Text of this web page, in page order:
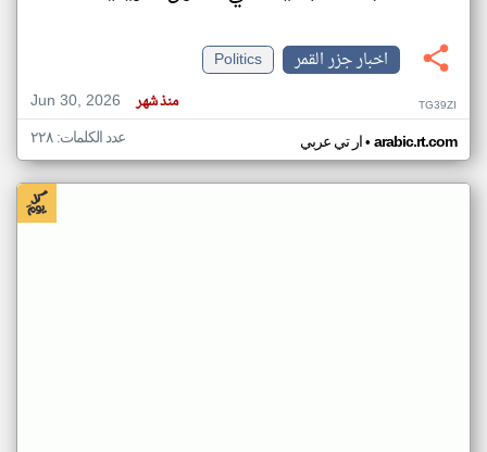
اخبار جزر القمر
Politics
Jun 30, 2026
منذ شهر TG39ZI
ار تي عربي• arabic.rt.com عدد الكلمات: ٢٢٨